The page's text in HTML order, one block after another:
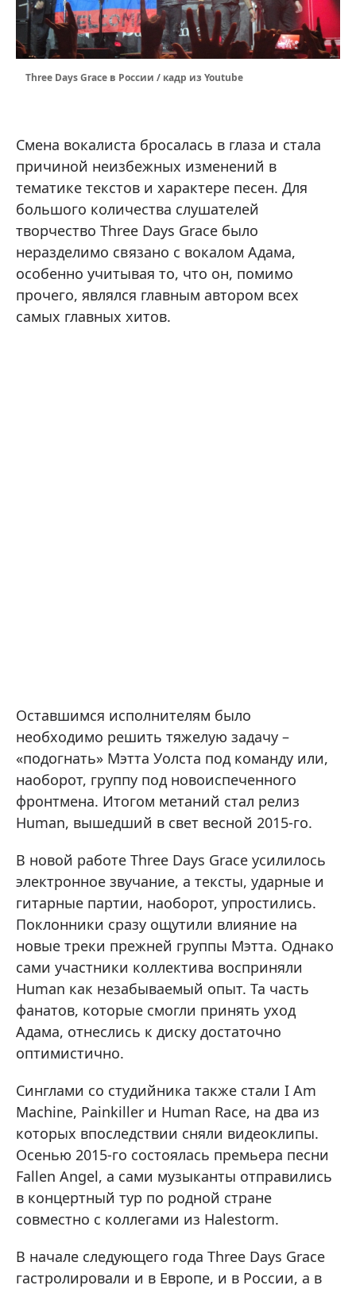
Three Days Grace в России / кадр из Youtube
Смена вокалиста бросалась в глаза и стала
причиной неизбежных изменений в
тематике текстов и характере песен. Для
большого количества слушателей
творчество Three Days Grace было
неразделимо связано с вокалом Адама,
особенно учитывая то, что он, помимо
прочего, являлся главным автором всех
самых главных хитов.
Оставшимся исполнителям было
необходимо решить тяжелую задачу –
«подогнать» Мэтта Уолста под команду или,
наоборот, группу под новоиспеченного
фронтмена. Итогом метаний стал релиз
Human, вышедший в свет весной 2015-го.
В новой работе Three Days Grace усилилось
электронное звучание, а тексты, ударные и
гитарные партии, наоборот, упростились.
Поклонники сразу ощутили влияние на
новые треки прежней группы Мэтта. Однако
сами участники коллектива восприняли
Human как незабываемый опыт. Та часть
фанатов, которые смогли принять уход
Адама, отнеслись к диску достаточно
оптимистично.
Синглами со студийника также стали I Am
Machine, Painkiller и Human Race, на два из
которых впоследствии сняли видеоклипы.
Осенью 2015-го состоялась премьера песни
Fallen Angel, а сами музыканты отправились
в концертный тур по родной стране
совместно с коллегами из Halestorm.
В начале следующего года Three Days Grace
гастролировали и в Европе, и в России, а в